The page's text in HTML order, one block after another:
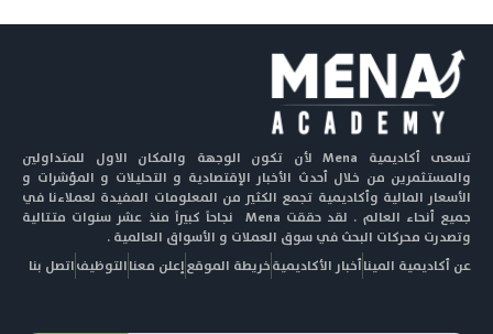
تسعى أكاديمية Mena لأن تكون الوجهة والمكان الاول للمتداولين
والمستثمرين من خلال أحدث الأخبار الإقتصادية و التحليلات و المؤشرات و
الأسعار المالية وأكاديمية تجمع الكثير من المعلومات المفيدة لعملاءنا في
جميع أنحاء العالم . لقد حققت Mena نجاحاً كبيراً منذ عشر سنوات متتالية
وتصدرت محركات البحث في سوق العملات و الأسواق العالمية .
عن أكاديمية الميناأخبار الأكاديميةخريطة الموقعإعلن معناالتوظيفاتصل بنا